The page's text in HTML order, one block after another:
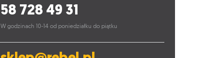
58 728 49 31
W godzinach 10-14 od poniedziałku do piątku